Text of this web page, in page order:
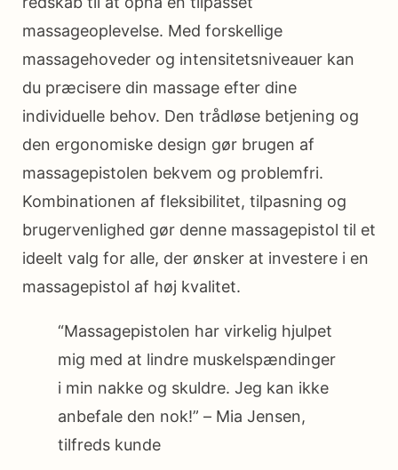
massageoplevelse. Med forskellige
massagehoveder og intensitetsniveauer kan
du præcisere din massage efter dine
individuelle behov. Den trådløse betjening og
den ergonomiske design gør brugen af
massagepistolen bekvem og problemfri.
Kombinationen af fleksibilitet, tilpasning og
brugervenlighed gør denne massagepistol til et
ideelt valg for alle, der ønsker at investere i en
massagepistol af høj kvalitet.
“Massagepistolen har virkelig hjulpet
mig med at lindre muskelspændinger
i min nakke og skuldre. Jeg kan ikke
anbefale den nok!” – Mia Jensen,
tilfreds kunde